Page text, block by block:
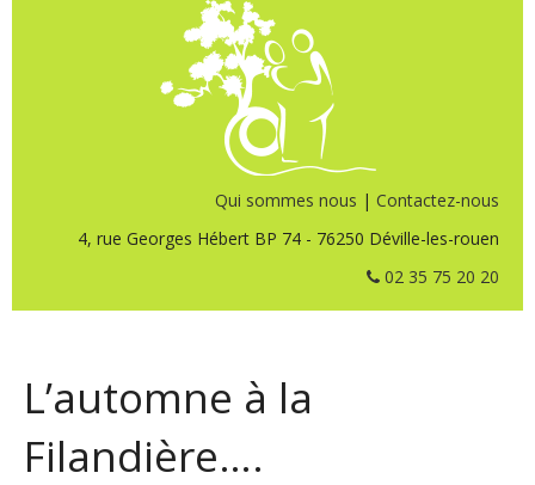
Qui sommes nous | Contactez-nous
4, rue Georges Hébert BP 74 - 76250 Déville-les-rouen
02 35 75 20 20
L’automne à la
Filandière….